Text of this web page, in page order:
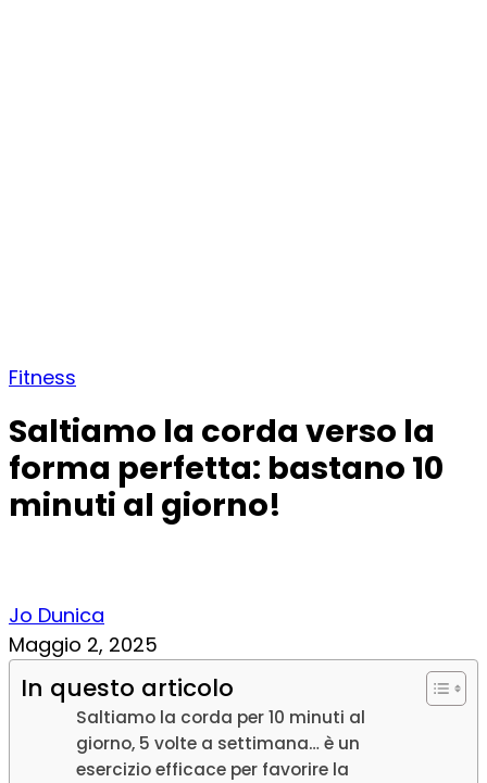
Fitness
Saltiamo la corda verso la
forma perfetta: bastano 10
minuti al giorno!
Jo Dunica
Maggio 2, 2025
In questo articolo
Saltiamo la corda per 10 minuti al
giorno, 5 volte a settimana… è un
esercizio efficace per favorire la